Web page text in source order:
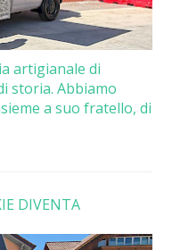
artigianale di
storia. Abbiamo
a suo fratello, di
DIVENTA